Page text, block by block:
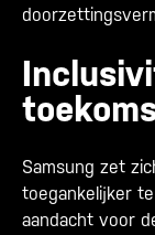
Samsung zet
toegankelijker
aandacht voor